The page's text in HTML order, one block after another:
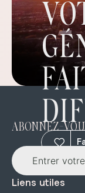
ABONNEZ-
Liens utiles